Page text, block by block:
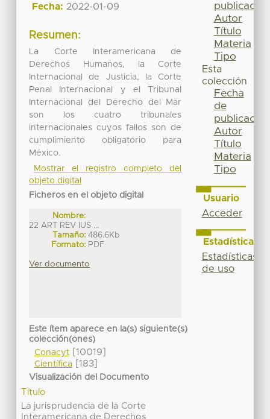
Fecha: 2022-01-09
Resumen:
La Corte Interamericana de
Derechos Humanos, la Corte
Internacional de Justicia, la Corte
Penal Internacional y el Tribunal
Internacional del Derecho del Mar
son los cuatro tribunales
internacionales cuyos fallos son de
cumplimiento obligatorio para
México.
Mostrar el registro completo del
objeto digital
Ficheros en el objeto digital
Nombre:
22 ART REV IUS ...
Tamaño: 486.6Kb
Formato: PDF
Ver documento
Este ítem aparece en la(s) siguiente(s)
colección(ones)
Conacyt[10019]
Científica[183]
Visualización del Documento
Título
La jurisprudencia de la Corte
Interamericana de Derechos
publicación
Autor
Título
Materia
Tipo
Esta
colección
Fecha
de
publicación
Autor
Título
Materia
Tipo
Usuario
Acceder
Estadísticas
Estadísticas
de uso